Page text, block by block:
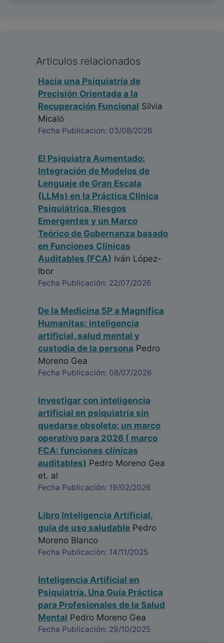
Articulos relacionados
Hacia una Psiquiatría de
Precisión Orientada a la
Recuperación Funcional Silvia
Micaló
Fecha Publicación: 03/08/2026
El Psiquiatra Aumentado:
Integración de Modelos de
Lenguaje de Gran Escala
(LLMs) en la Práctica Clínica
Psiquiátrica, Riesgos
Emergentes y un Marco
Teórico de Gobernanza basado
en Funciones Clínicas
Auditables (FCA) Iván López-
Ibor
Fecha Publicación: 22/07/2026
De la Medicina 5P a Magnifica
Humanitas: inteligencia
artificial, salud mental y
custodia de la persona Pedro
Moreno Gea
Fecha Publicación: 08/07/2026
Investigar con inteligencia
artificial en psiquiatría sin
quedarse obsoleto: un marco
operativo para 2026 ( marco
FCA: funciones clínicas
auditables) Pedro Moreno Gea
et. al
Fecha Publicación: 19/02/2026
Libro Inteligencia Artificial,
guía de uso saludable Pedro
Moreno Blanco
Fecha Publicación: 14/11/2025
Inteligencia Artificial en
Psiquiatría. Una Guía Práctica
para Profesionales de la Salud
Mental Pedro Moreno Gea
Fecha Publicación: 29/10/2025